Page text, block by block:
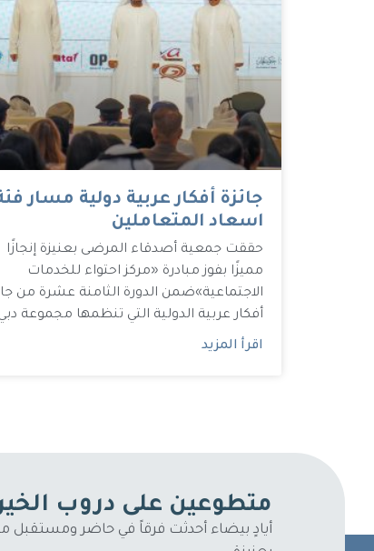
جائزة أفكار عربية دولية مسار
اسعاد المتعاملين
حققت جمعية أصدقاء المرضى بعنيزة إنجازًا
مميزًا بفوز مبادرة «مركز احتواء للخدمات
الاجتماعية»ضمن الدورة الثامنة عشرة من
أفكار عربية الدولية التي تنظمها مجموعة
اقرأ المزيد
متطوعين على دروب
أيادٍ بيضاء أحدثت فرقاً في حاضر